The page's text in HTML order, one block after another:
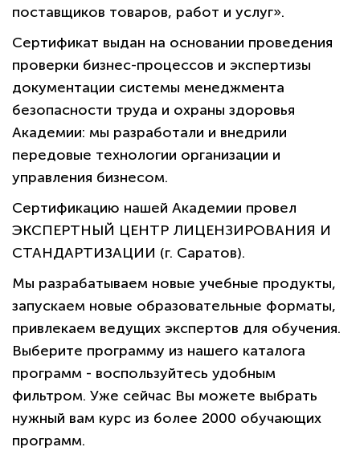
поставщиков товаров, работ и услуг».
Сертификат выдан на основании проведения
проверки бизнес-процессов и экспертизы
документации системы менеджмента
безопасности труда и охраны здоровья
Академии: мы разработали и внедрили
передовые технологии организации и
управления бизнесом.
Сертификацию нашей Академии провел
ЭКСПЕРТНЫЙ ЦЕНТР ЛИЦЕНЗИРОВАНИЯ И
СТАНДАРТИЗАЦИИ (г. Саратов).
Мы разрабатываем новые учебные продукты,
запускаем новые образовательные форматы,
привлекаем ведущих экспертов для обучения.
Выберите программу из нашего каталога
программ - воспользуйтесь удобным
фильтром. Уже сейчас Вы можете выбрать
нужный вам курс из более 2000 обучающих
программ.